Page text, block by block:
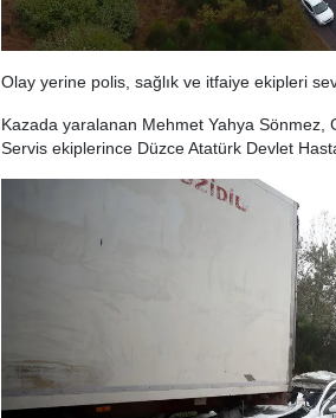
Olay yerine polis, sağlık ve itfaiye ekipleri
Kazada yaralanan Mehmet Yahya Sönmez,
Servis ekiplerince Düzce Atatürk Devlet